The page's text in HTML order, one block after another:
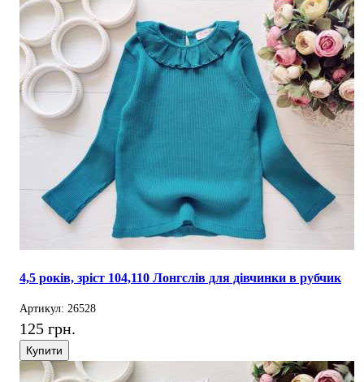
4,5 років, зріст 104,110 Лонгслів для дівчинки в рубчик
Артикул: 26528
125 грн.
Купити